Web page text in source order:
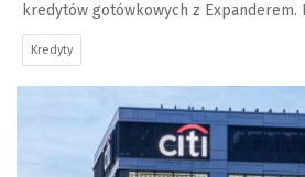
kredytów gotówkowych z Expanderem.
Kredyty
a